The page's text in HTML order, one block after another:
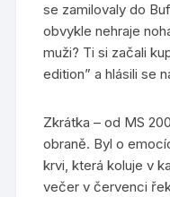
se zamilovaly do
obvykle nehraje
muži? Ti si začali
edition” a hlásili se
Zkrátka – od MS
obraně. Byl o
krvi, která koluje v
večer v červenci